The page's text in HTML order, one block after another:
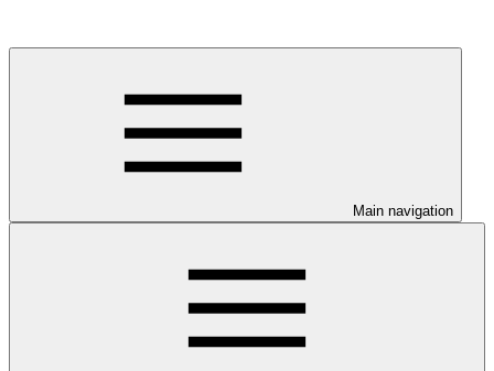
Main navigation